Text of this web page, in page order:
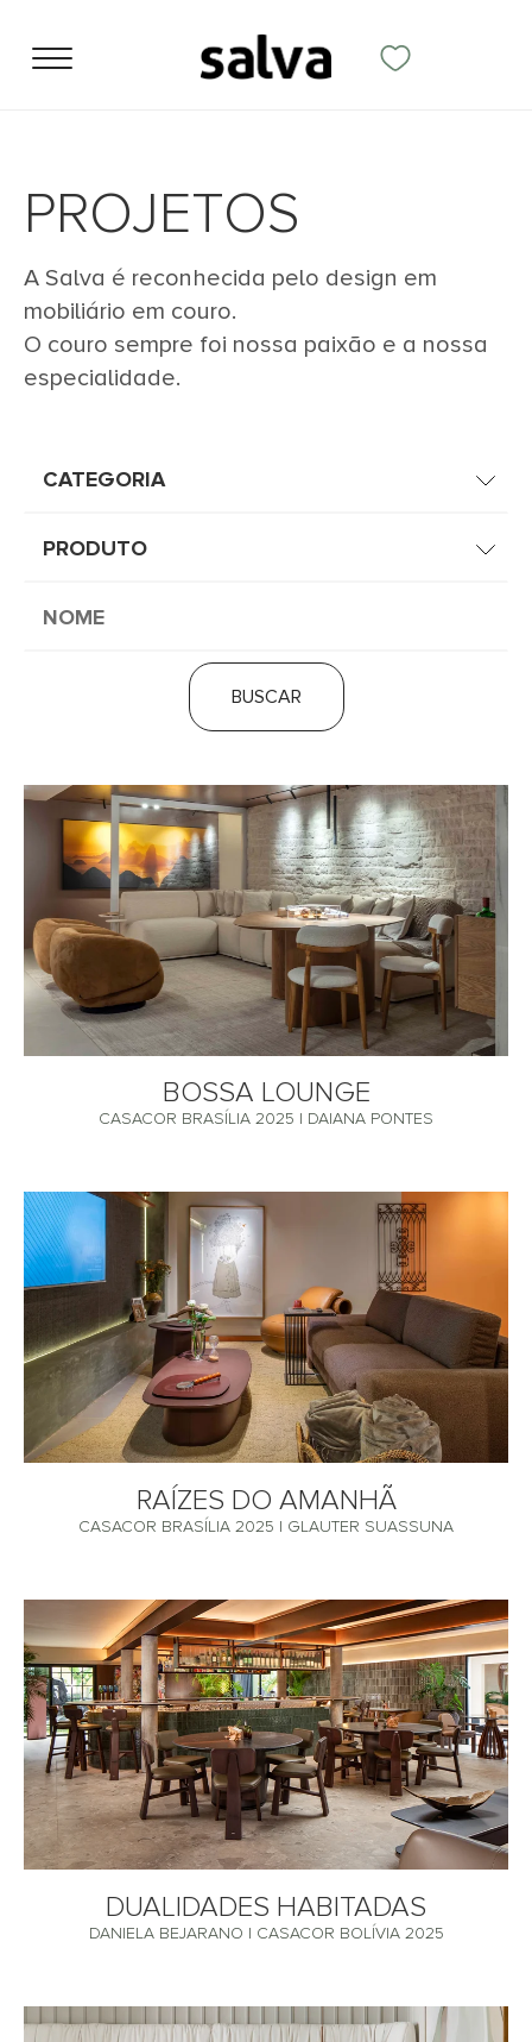
PROJETOS
A Salva é reconhecida pelo design em
mobiliário em couro.
O couro sempre foi nossa paixão e a nossa
especialidade.
BUSCAR
BOSSA LOUNGE
CASACOR BRASÍLIA 2025 | DAIANA PONTES
RAÍZES DO AMANHÃ
CASACOR BRASÍLIA 2025 | GLAUTER SUASSUNA
DUALIDADES HABITADAS
DANIELA BEJARANO | CASACOR BOLÍVIA 2025